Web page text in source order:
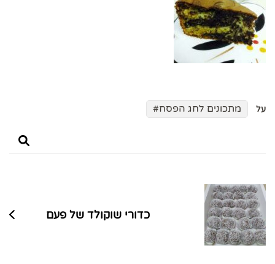
על מתכונים לחג הפסח
בפוסטים
כדורי שוקולד של פעם